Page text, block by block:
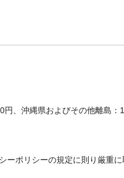
、沖縄県およびその他離島
ポリシーの規定に則り厳重に